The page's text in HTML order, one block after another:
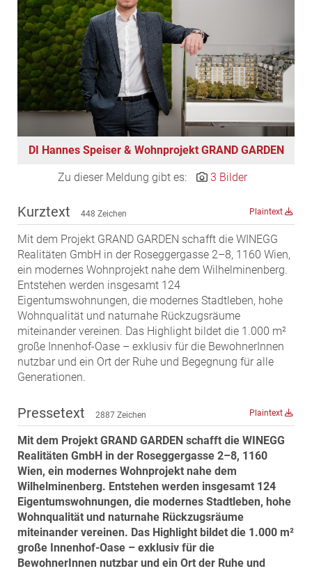
EPHIC Group
epmedia Werbeagentur
ESTINA Immobilien
Greystar
Grossmann + Kaswurm Immobilien
Gutwerk Immobilien Treuhand
HANDLER Gruppe
HARING Group
HNP architects
IG Immobilien
IMMOBILIEN MAGAZIN VERLAG
IMMOcontract
KOBAN SÜDVERS
MST Muhr
ÖKO-Wohnbau
PAYUCA
Salon Real
Schwabenhaus
STEUP Realitäten
STIX + Partner
teamneunzehn
Verband Österreichischer Versicherungsmakler
DI Hannes Speiser & Wohnprojekt GRAND GARDEN
Zu dieser Meldung gibt es: 3 Bilder
Kurztext 448 Zeichen Plaintext
Mit dem Projekt GRAND GARDEN schafft die WINEGG
Realitäten GmbH in der Roseggergasse 2–8, 1160 Wien,
ein modernes Wohnprojekt nahe dem Wilhelminenberg.
Entstehen werden insgesamt 124
Eigentumswohnungen, die modernes Stadtleben, hohe
Wohnqualität und naturnahe Rückzugsräume
miteinander vereinen. Das Highlight bildet die 1.000 m²
große Innenhof-Oase – exklusiv für die BewohnerInnen
nutzbar und ein Ort der Ruhe und Begegnung für alle
Generationen.
Pressetext 2887 Zeichen Plaintext
Mit dem Projekt GRAND GARDEN schafft die WINEGG
Realitäten GmbH in der Roseggergasse 2–8, 1160
Wien, ein modernes Wohnprojekt nahe dem
Wilhelminenberg. Entstehen werden insgesamt 124
Eigentumswohnungen, die modernes Stadtleben, hohe
Wohnqualität und naturnahe Rückzugsräume
miteinander vereinen. Das Highlight bildet die 1.000 m²
große Innenhof-Oase – exklusiv für die
BewohnerInnen nutzbar und ein Ort der Ruhe und